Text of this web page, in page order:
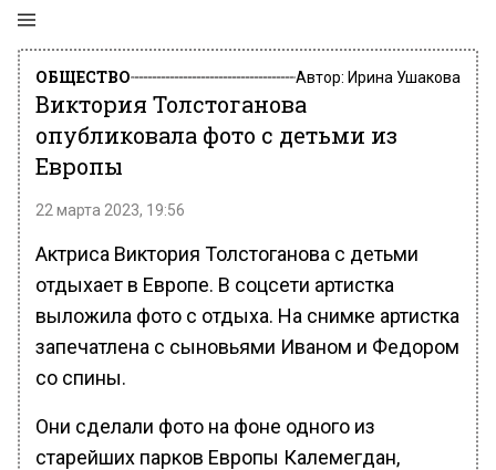
ОБЩЕСТВО Автор: Ирина Ушакова
Виктория Толстоганова
опубликовала фото с детьми из
Европы
22 марта 2023, 19:56
Актриса Виктория Толстоганова с детьми
отдыхает в Европе. В соцсети артистка
выложила фото с отдыха. На снимке артистка
запечатлена с сыновьями Иваном и Федором
со спины.
Они сделали фото на фоне одного из
старейших парков Европы Калемегдан,